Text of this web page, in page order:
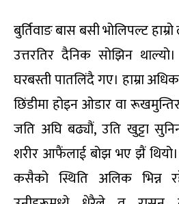
बुर्तिवाङ बास बसी भोलिपल्ट
उत्तरतिर दैनिक सोझिन
घरबस्ती पातलिंदै गए। हाम्रा
छिंडीमा होइन ओडार वा
जति अघि बढ्यौं, उति खुट्टा
शरीर आफैंलाई बोझ भए झैं थियो।
कसैको स्थिति अलिक भिन्न